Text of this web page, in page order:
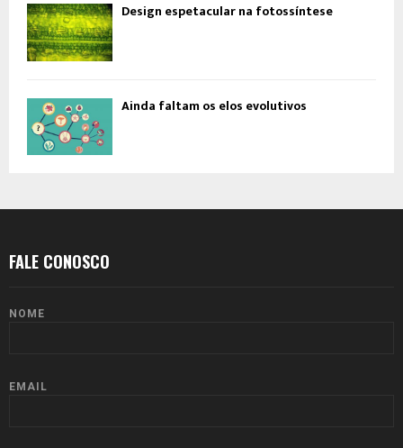
Design espetacular na fotossíntese
Ainda faltam os elos evolutivos
FALE CONOSCO
NOME
EMAIL